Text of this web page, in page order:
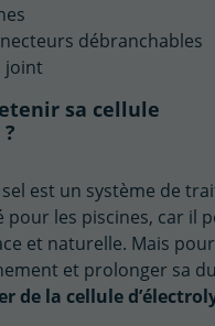
débranchables
joint
sa cellule
sel est un système de
pour les piscines, car il
et naturelle. Mais
et prolonger sa
de la cellule